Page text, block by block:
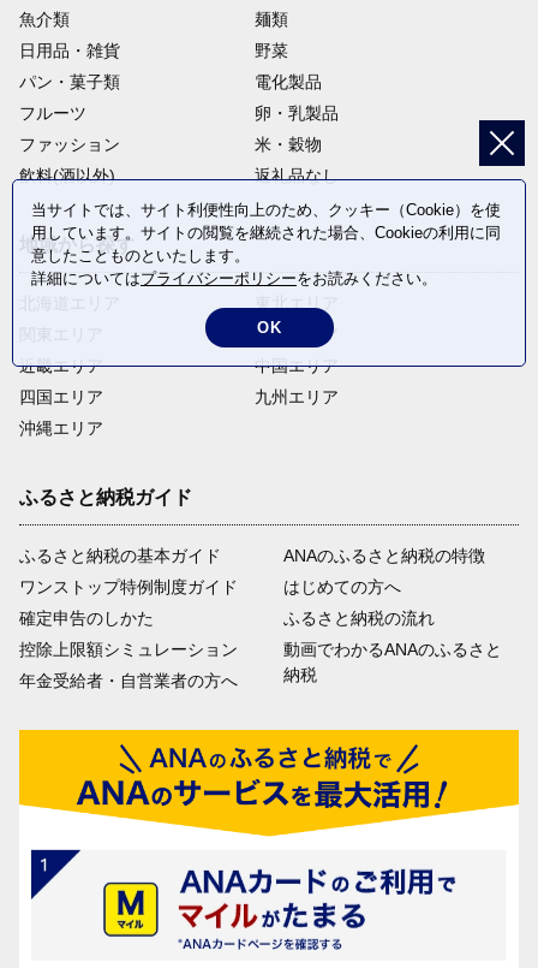
魚介類
麺類
日用品・雑貨
野菜
パン・菓子類
電化製品
フルーツ
卵・乳製品
ファッション
米・穀物
飲料(酒以外)
返礼品なし
地域から探す
近畿エリア
四国エリア
沖縄エリア
中部エリア
中国エリア
九州エリア
ふるさと納税ガイド
ふるさと納税の基本ガイド
ワンストップ特例制度ガイド
確定申告のしかた
控除上限額シミュレーション
年金受給者・自営業者の方へ
ANAのふるさと納税の特徴
はじめての方へ
ふるさと納税の流れ
動画でわかるANAのふるさと
納税
当サイトでは、サイト利便性向上のため、クッキー（Cookie）を使
用しています。サイトの閲覧を継続された場合、Cookieの利用に同
意したことものといたします。
詳細についてはプライバシーポリシーをお読みください。
OK